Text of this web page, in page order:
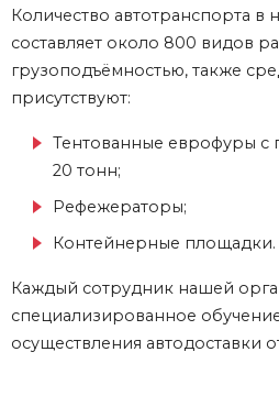
Количество автотранспорта в
составляет около 800 видов
грузоподъёмностью, также
присутствуют:
Тентованные еврофуры с
20 тонн;
Рефежераторы;
Контейнерные площадки.
Каждый сотрудник нашей
специализированное
осуществления автодоставки